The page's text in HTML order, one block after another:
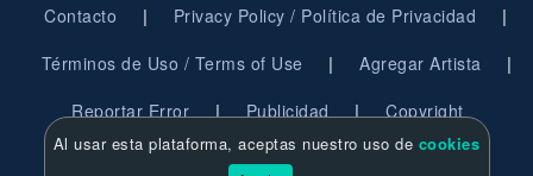
Contacto | Privacy Policy / Política de Privacidad |
Términos de Uso / Terms of Use | Agregar Artista |
Reportar Error | Publicidad | Copyright
© 2026 BuenaMusica.com - Derechos Reservados
Al usar esta plataforma, aceptas nuestro uso de cookies